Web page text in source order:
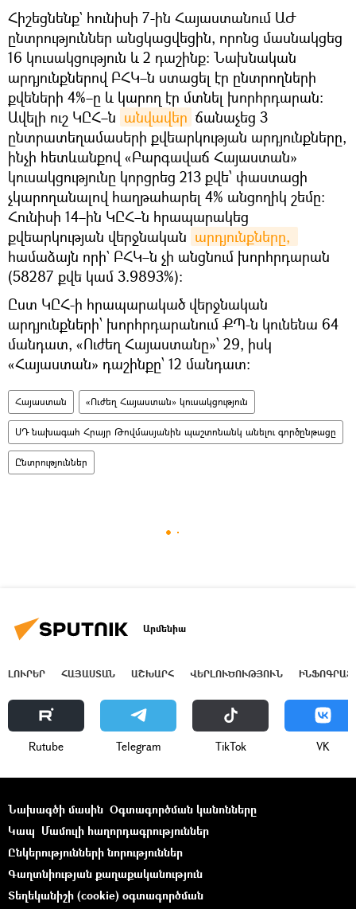
Հիշեցնենք` հունիսի 7-ին Հայաստանում ԱԺ
ընտրություններ անցկացվեցին, որոնց մասնակցեց
16 կուսակցություն և 2 դաշինք։ Նախնական
արդյունքներով ԲՀԿ–ն ստացել էր ընտրողների
քվեների 4%–ը և կարող էր մտնել խորհրդարան։
Ավելի ուշ ԿԸՀ–ն անվավեր ճանաչեց 3
ընտրատեղամասերի քվեարկության արդյունքները,
ինչի հետևանքով «Բարգավաճ Հայաստան»
կուսակցությունը կորցրեց 213 քվե՝ փաստացի
չկարողանալով հաղթահարել 4% անցողիկ շեմը։
Հունիսի 14–ին ԿԸՀ–ն հրապարակեց
քվեարկության վերջնական
համաձայն որի` ԲՀԿ–ն չի անցնում խորհրդարան
(58287 քվե կամ 3.9893%)։
Ըստ ԿԸՀ-ի հրապարակած վերջնական
արդյունքների՝ խորհրդարանում ՔՊ-ն կունենա 64
մանդատ, «Ուժեղ Հայաստանը»՝ 29, իսկ
«Հայաստան» դաշինքը՝ 12 մանդատ:
Հայաստան «Ուժեղ Հայաստան» կուսակցություն
ՍԴ նախագահ Հրայր Թովմասյանին պաշտոնանկ անելու գործընթացը
Ընտրություններ
Արմենիա
ԼՈՒՐԵՐ ՀԱՅԱՍՏԱՆ ԱՇԽԱՐՀ ՎԵՐԼՈՒԾՈՒԹՅՈՒՆ
Rutube Telegram ТikТоk VK
Նախագծի մասին Օգտագործման կանոնները
Կապ Մամուլի հաղորդագրություններ
Ընկերությունների նորություններ
Գաղտնիության քաղաքականություն
Տեղեկանիշի (cookie) օգտագործման